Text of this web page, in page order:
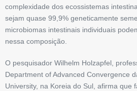
complexidade dos ecossistemas
sejam quase 99,9% geneticamente
microbiomas intestinais individuais
nessa ­composição.
O pesquisador Wilhelm Holzapfel,
Department of Advanced Convergence
University, na Koreia do Sul, afirma que